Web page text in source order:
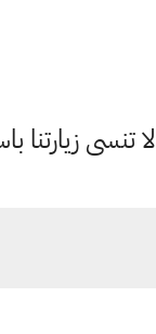
لا تنسى